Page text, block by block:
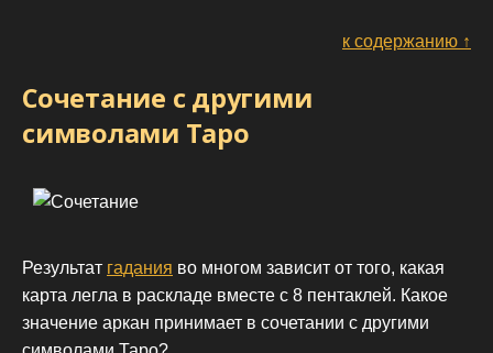
к содержанию ↑
Сочетание с другими
символами Таро
Результат гадания во многом зависит от того, какая
карта легла в раскладе вместе с 8 пентаклей. Какое
значение аркан принимает в сочетании с другими